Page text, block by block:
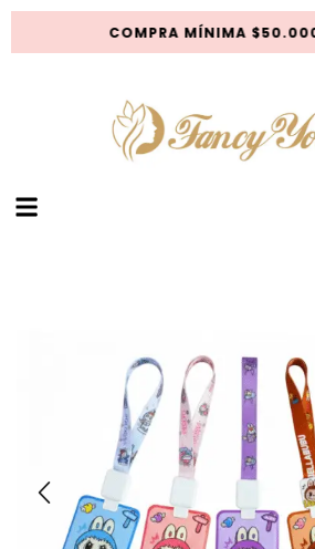
COMPRA MÍNIMA $50.000